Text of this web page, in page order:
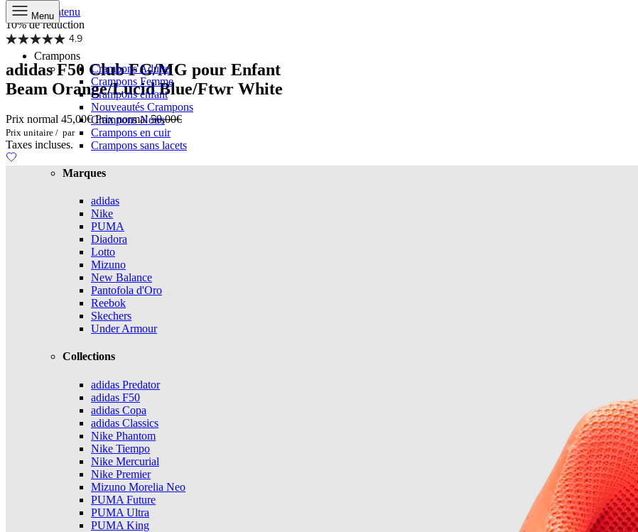
Aller au contenu
Menu
Crampons
Crampons Adulte
Crampons Femme
Crampons enfant
Nouveautés Crampons
Crampons Noirs
Crampons en cuir
Crampons sans lacets
Marques
adidas
Nike
PUMA
Diadora
Lotto
Mizuno
New Balance
Pantofola d'Oro
Reebok
Skechers
Under Armour
Collections
adidas Predator
adidas F50
adidas Copa
adidas Classics
Nike Phantom
Nike Tiempo
Nike Mercurial
Nike Premier
Mizuno Morelia Neo
PUMA Future
PUMA Ultra
PUMA King
10% de réduction
4.9
adidas F50 Club FG/MG pour Enfant
Beam Orange/Lucid Blue/Ftwr White
Prix normal 45,00€Prix normal 50,00€
Prix unitaire / par
Taxes incluses.